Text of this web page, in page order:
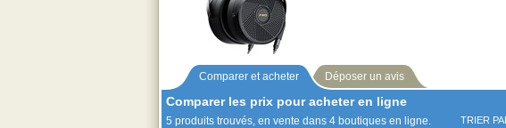
Comparer et acheter Déposer un avis
Comparer les prix pour acheter en ligne
5 produits trouvés, en vente dans 4 boutiques en ligne. TRIER